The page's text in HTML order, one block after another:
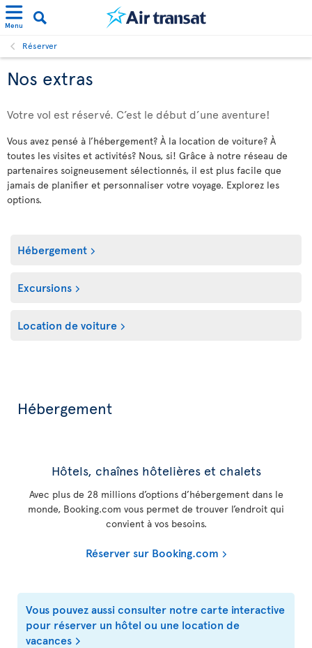
Menu
Réserver
Nos extras
Votre vol est réservé. C’est le début d’une aventure!
Vous avez pensé à l’hébergement? À la location de voiture? À
toutes les visites et activités? Nous, si! Grâce à notre réseau de
partenaires soigneusement sélectionnés, il est plus facile que
jamais de planifier et personnaliser votre voyage. Explorez les
options.
Hébergement
Excursions
Location de voiture
Hébergement
Hôtels, chaînes hôtelières et chalets
Avec plus de 28 millions d’options d’hébergement dans le
monde, Booking.com vous permet de trouver l’endroit qui
convient à vos besoins.
Réserver sur Booking.com
Vous pouvez aussi consulter notre carte interactive
pour réserver un hôtel ou une location de
vacances